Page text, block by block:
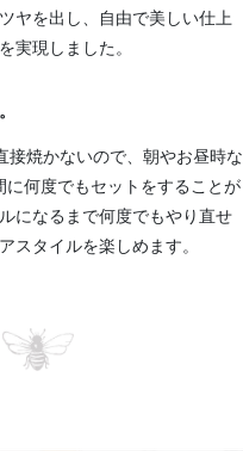
ヤを出し、自由で美しい仕上
実現しました。
接焼かないので、朝やお昼時な
に何度でもセットをすることが
になるまで何度でもやり直せ
スタイルを楽しめます。